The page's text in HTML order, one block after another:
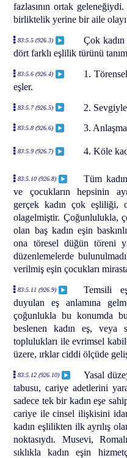
fazlasının ortak
birliktelik yerine bir aile olayı
83:5.5 (926.3)
Çok
dört farklı eşlilik türünü
83:5.6 (926.4)
1.
eşler.
83:5.7 (926.5) 2.
83:5.8 (926.6) 3.
83:5.9 (926.7) 4. Köle
83:5.10 (926.8)
Tüm
ve çocukların hepsinin
gerçek kadın çok eşliliği,
olagelmiştir. Çoğunlulukla,
olan baş kadın eşin
ona töresel düğün töreni
düzenlemelerde
verilmiş eşin çocukları
83:5.11 (926.9)
Temsili
duyulan eş anlamına
çoğunlukla bu konumda
beslenen kadın eş,
toplulukları ile evrimsel
üzere, ırklar ciddi ölçüde
83:5.12 (926.10)
Yasal
tabusu, cariye adetlerini
sadece tek bir kadın eşe
cariye ile cinsel ilişkisini
kadın eşlilikten ilk ayrılış
noktasıydı. Musevi,
sıklıkla kadın eşin